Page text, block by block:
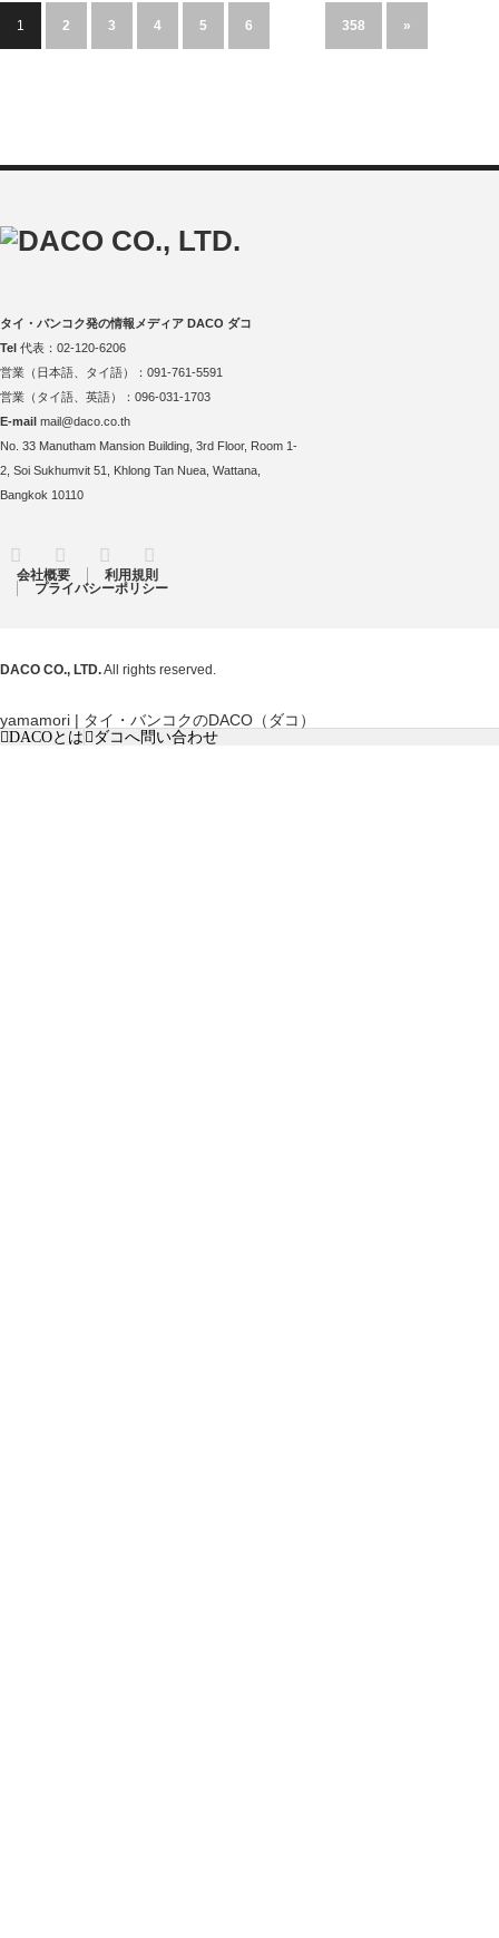
1 2 3 4 5 6 358 »
タイ・バンコク発の情報メディア DACO ダコ
Tel 代表：02-120-6206
営業（日本語、タイ語）：091-761-5591
営業（タイ語、英語）：096-031-1703
E-mail mail@daco.co.th
No. 33 Manutham Mansion Building, 3rd Floor, Room 1-
2, Soi Sukhumvit 51, Khlong Tan Nuea, Wattana,
Bangkok 10110
Twitter FacebookInstagram
会社概要
利用規則
プライバシーポリシー
DACO CO., LTD.All rights reserved.
yamamori | タイ・バンコクのDACO（ダコ）
DACOとは ダコへ問い合わせ